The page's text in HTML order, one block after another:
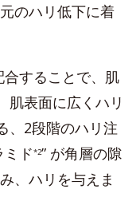
のハリ低下に着
合することで、肌
肌表面に広くハリ
、2段階のハリ注
ミド*2” が角層の隙
、ハリを与えま